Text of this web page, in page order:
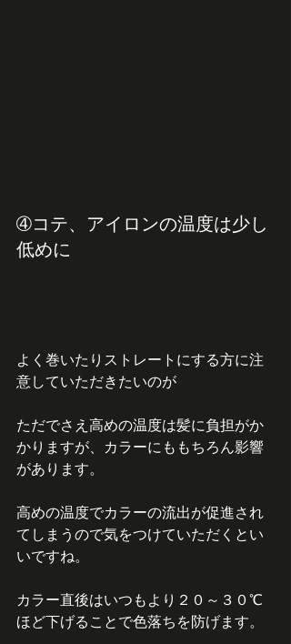
➃コテ、アイロンの温度は少し
低めに
よく巻いたりストレートにする方に注
意していただきたいのが
ただでさえ高めの温度は髪に負担がか
かりますが、カラーにももちろん影響
があります。
高めの温度でカラーの流出が促進され
てしまうので気をつけていただくとい
いですね。
カラー直後はいつもより２０～３０℃
ほど下げることで色落ちを防げます。